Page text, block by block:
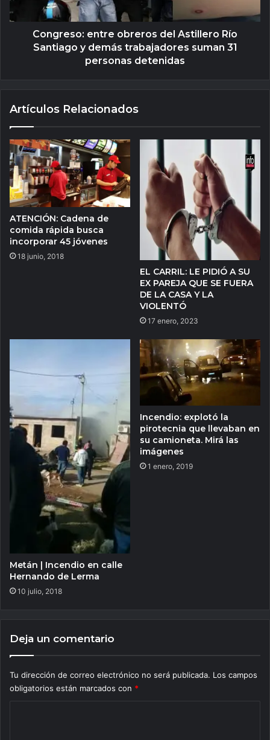
Congreso: entre obreros del Astillero Río
Santiago y demás trabajadores suman 31
personas detenidas
Artículos Relacionados
ATENCIÓN: Cadena de
comida rápida busca
incorporar 45 jóvenes
18 junio, 2018
EL CARRIL: LE PIDIÓ A SU
EX PAREJA QUE SE FUERA
DE LA CASA Y LA
VIOLENTÓ
17 enero, 2023
Metán | Incendio en calle
Hernando de Lerma
10 julio, 2018
Incendio: explotó la
pirotecnia que llevaban en
su camioneta. Mirá las
imágenes
1 enero, 2019
Deja un comentario
Tu dirección de correo electrónico no será publicada. Los campos
obligatorios están marcados con *